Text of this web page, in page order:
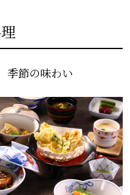
季節の味わい